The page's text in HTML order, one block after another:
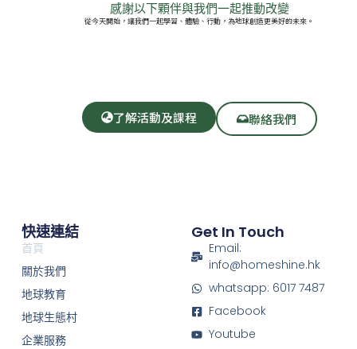
感謝以下顆伴與我們一起推動改變
從今天開始，讓我們一起學習、體驗、行動，為地球創造更美好的未來。
了解活動及課程 聯絡我們
快速連結
首頁
關於我們
地球教育
地球生態村
企業服務
Get In Touch
Email:
info@homeshine.hk
whatsapp: 6017 7487
Facebook
Youtube